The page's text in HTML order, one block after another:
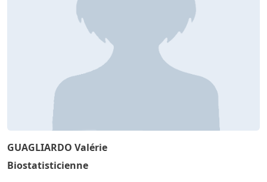
GUAGLIARDO Valérie
Biostatisticienne